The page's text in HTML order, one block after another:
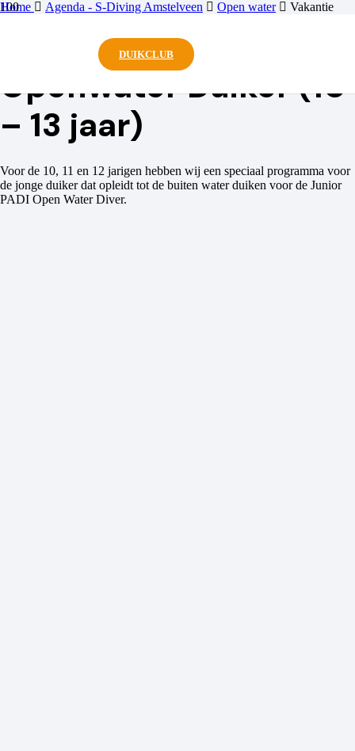
DUIKCLUB
Home Agenda - S-Diving Amstelveen Open water
Vakantie
Vakantie Junior
Openwater Duiker (10
– 13 jaar)
Voor de 10, 11 en 12 jarigen hebben wij een speciaal programma voor
de jonge duiker dat opleidt tot de buiten water duiken voor de Junior
PADI Open Water Diver.